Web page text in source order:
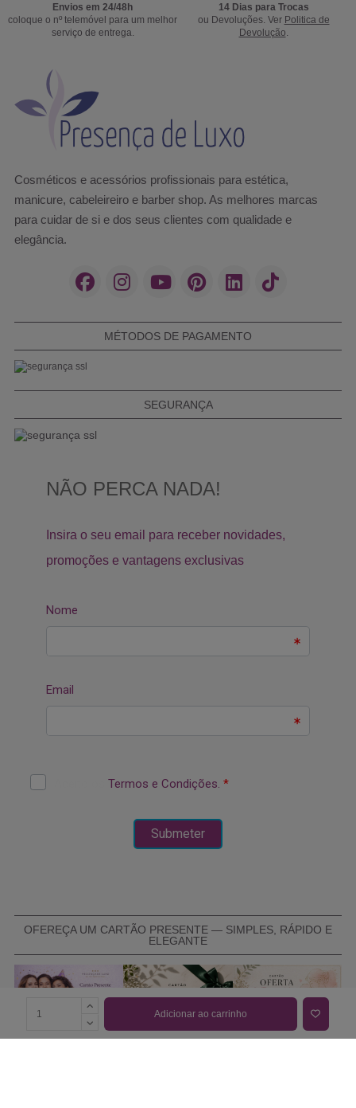
Adicionar ao carrinho
Envios em 24/48h
coloque o nº telemóvel para um melhor
serviço de entrega.
14 Dias para Trocas
ou Devoluções. Ver Politica de
Devolução
Cosméticos e acessórios profissionais para estética,
manicure, cabeleireiro e barber shop. As melhores marcas
para cuidar de si e dos seus clientes com qualidade e
elegância.
MÉTODOS DE PAGAMENTO
SEGURANÇA
OFEREÇA UM CARTÃO PRESENTE — SIMPLES, RÁPIDO E
ELEGANTE